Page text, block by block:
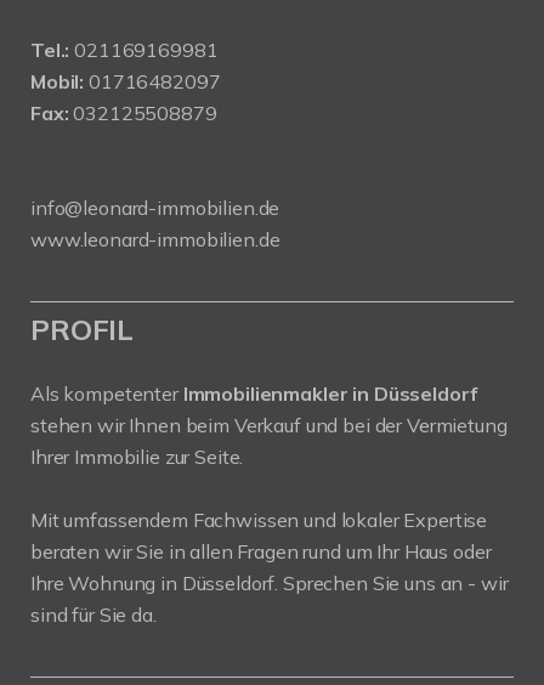
Tel.: 021169169981
Mobil: 01716482097
Fax: 032125508879
info@leonard-immobilien.de
www.leonard-immobilien.de
PROFIL
Als kompetenter Immobilienmakler in Düsseldorf
stehen wir Ihnen beim Verkauf und bei der Vermietung
Ihrer Immobilie zur Seite.
Mit umfassendem Fachwissen und lokaler Expertise
beraten wir Sie in allen Fragen rund um Ihr Haus oder
Ihre Wohnung in Düsseldorf. Sprechen Sie uns an - wir
sind für Sie da.